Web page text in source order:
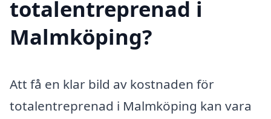
totalentreprenad i
Malmköping?
Att få en klar bild av kostnaden för
totalentreprenad i Malmköping kan vara